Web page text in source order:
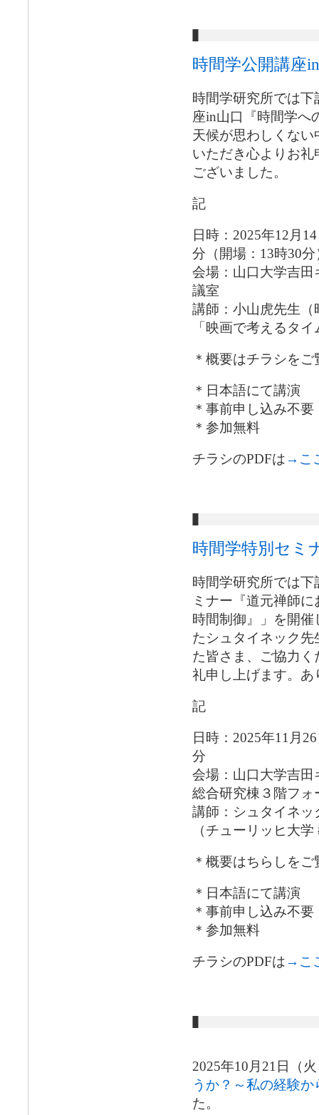
時間学公開講座
時間学研究所では
座in山口『時間学へ
天候が思わしくな
いただき心よりお
ございました。
記
日時：2025年12月
分（開場：13時30分
会場：山口大学吉
議室
講師：小山虎先生
「映画で考えるタ
＊概要はチラシを
＊日本語にて講演
＊事前申し込み不要
＊参加無料
チラシのPDFは→こ
時間学特別セミ
時間学研究所では
ミナー『道元禅師
時間制御』」を開
たシュタイネック
た皆さま、ご協力
礼申し上げます。
記
日時：2025年11月
分
会場：山口大学吉田
総合研究棟３階フォ
講師：シュタイネッ
（チューリッヒ大
＊概要はちらしを
＊日本語にて講演
＊事前申し込み不要
＊参加無料
チラシのPDFは→こ
2025年10月21日（
うか？～私の経験か
た。